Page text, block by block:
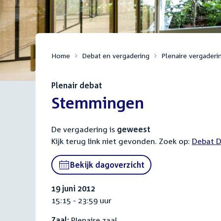
Home Debat en vergadering Plenaire
Plenair debat
:Stemmingen
De vergadering is geweest
Kijk terug link niet gevonden. Zoek op: External
Debat
Bekijk dagoverzicht
19 juni 2012
15:15 - 23:59 uur